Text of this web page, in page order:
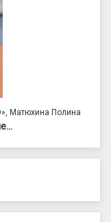
Матюхина Полина